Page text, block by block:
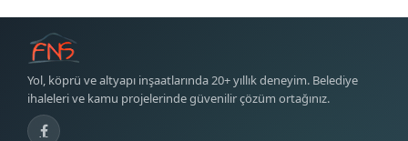
Yol, köprü ve altyapı inşaatlarında 20+ yıllık deneyim. Belediye
ihaleleri ve kamu projelerinde güvenilir çözüm ortağınız.